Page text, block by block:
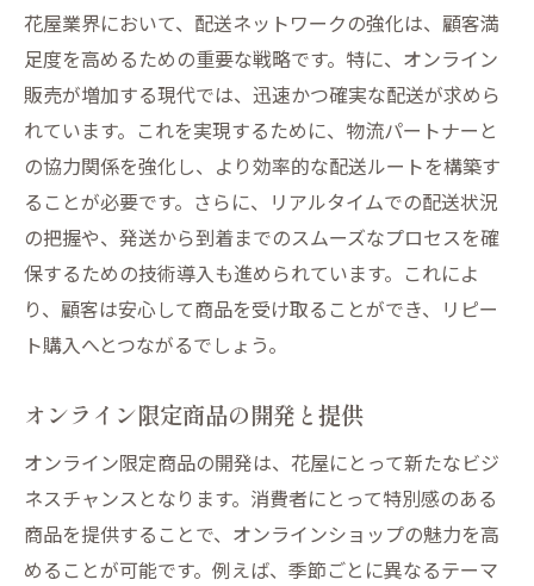
花屋業界において、配送ネットワークの強化は、顧客満
足度を高めるための重要な戦略です。特に、オンライン
販売が増加する現代では、迅速かつ確実な配送が求めら
れています。これを実現するために、物流パートナーと
の協力関係を強化し、より効率的な配送ルートを構築す
ることが必要です。さらに、リアルタイムでの配送状況
の把握や、発送から到着までのスムーズなプロセスを確
保するための技術導入も進められています。これによ
り、顧客は安心して商品を受け取ることができ、リピー
ト購入へとつながるでしょう。
オンライン限定商品の開発と提供
オンライン限定商品の開発は、花屋にとって新たなビジ
ネスチャンスとなります。消費者にとって特別感のある
商品を提供することで、オンラインショップの魅力を高
めることが可能です。例えば、季節ごとに異なるテーマ